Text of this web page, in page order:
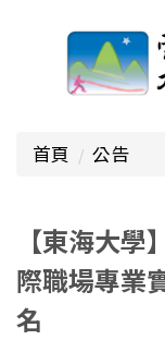
首頁 公告
【東海大
際職場專業
名